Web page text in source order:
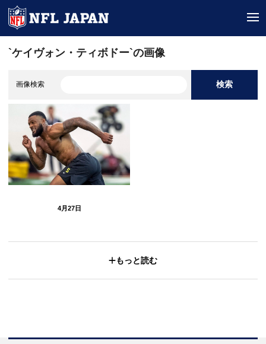
`ケイヴォン・ティボドー`の画像
画像検索 検索
4月27日
もっと読む